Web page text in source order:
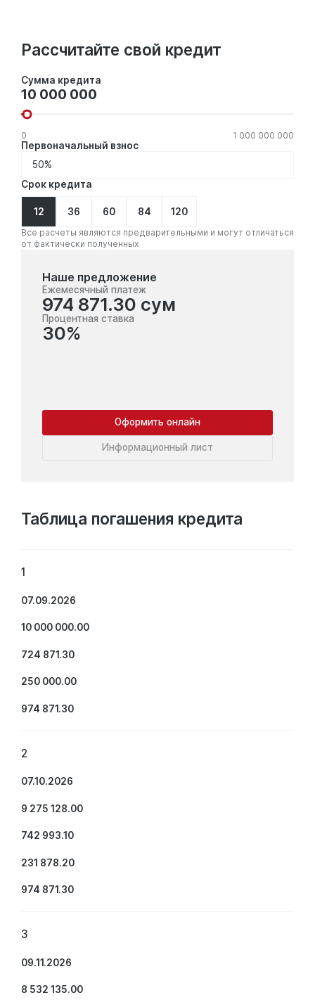
Рассчитайте свой кредит
Сумма кредита
Сумма
кредита
0 1 000 000 000
Первоначальный взнос
Срок кредита
12 36 60 84 120
Все расчеты являются предварительными и могут отличаться
от фактически полученных
Наше предложение
Ежемесячный платеж
974 871.30 сум
Процентная ставка
30%
Оформить онлайн
Информационный лист
Таблица погашения кредита
1
07.09.2026
10 000 000.00
724 871.30
250 000.00
974 871.30
2
07.10.2026
9 275 128.00
742 993.10
231 878.20
974 871.30
3
09.11.2026
8 532 135.00